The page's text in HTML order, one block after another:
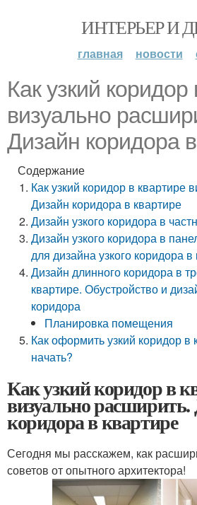
ИНТЕРЬЕР И
главная новости
Как узкий коридор
визуально
Дизайн коридора
Содержание
Как узкий коридор в квартире
Дизайн коридора в квартире
Дизайн узкого коридора в
Дизайн узкого коридора в
для дизайна узкого коридора в
Дизайн длинного коридора в
квартире. Обустройство и
коридора
Планировка помещения
Как оформить узкий коридор в
начать?
Как узкий коридор в
визуально расширить.
коридора в квартире
Сегодня мы расскажем, как
советов от опытного архитектора!